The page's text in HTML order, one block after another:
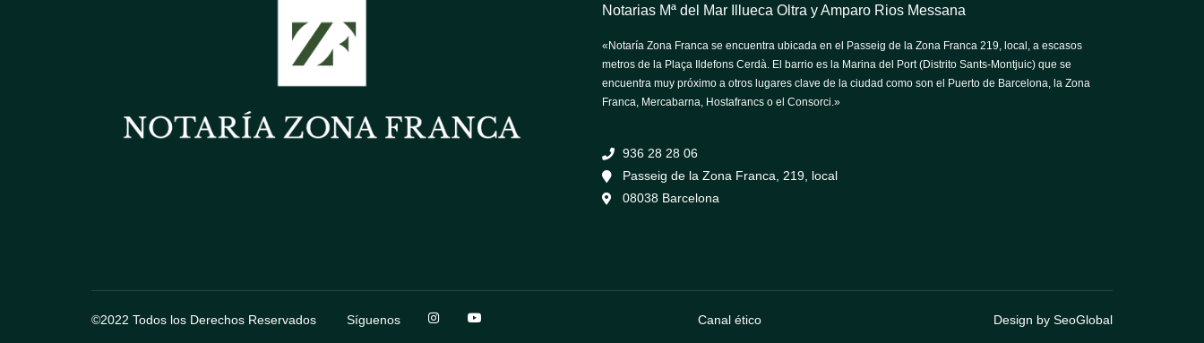
Notarias Mª del Mar Illueca Oltra y Amparo Rios Messana
«Notaría Zona Franca se encuentra ubicada en el Passeig de la Zona Franca 219, local, a escasos
metros de la Plaça Ildefons Cerdà. El barrio es la Marina del Port (Distrito Sants-Montjuic) que se
encuentra muy próximo a otros lugares clave de la ciudad como son el Puerto de Barcelona, la Zona
Franca, Mercabarna, Hostafrancs o el Consorci.»
936 28 28 06
Passeig de la Zona Franca, 219, local
08038 Barcelona
©2022 Todos los Derechos Reservados Síguenos Canal ético Design by SeoGlobal